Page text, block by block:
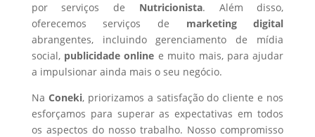
por serviços de Nutricionista. Além disso,
oferecemos serviços de marketing digital
abrangentes, incluindo gerenciamento de mídia
social, publicidade online e muito mais, para ajudar
a impulsionar ainda mais o seu negócio.
Na Coneki, priorizamos a satisfação do cliente e nos
esforçamos para superar as expectativas em todos
os aspectos do nosso trabalho. Nosso compromisso